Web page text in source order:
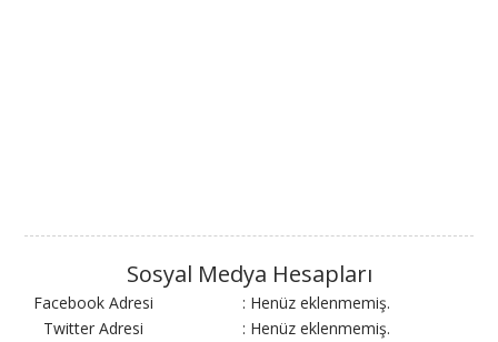
Sosyal Medya Hesapları
Facebook Adresi
: Henüz eklenmemiş.
Twitter Adresi
: Henüz eklenmemiş.